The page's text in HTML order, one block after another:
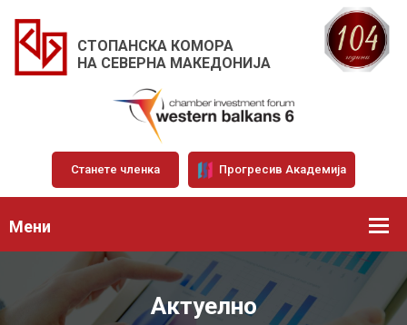
СТОПАНСКА КОМОРА
НА СЕВЕРНА МАКЕДОНИЈА
Станете членка Прогресив Академија
Мени
Актуелно